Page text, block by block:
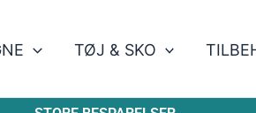
TØJ & SKO